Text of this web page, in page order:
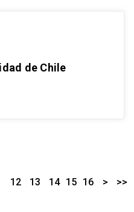
de Chile
12 13 14 15 16 > >>